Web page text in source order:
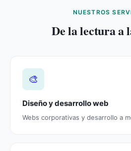
NUESTROS
De la lectura a
🎨
Diseño y desarrollo web
Webs corporativas y desarrollo a